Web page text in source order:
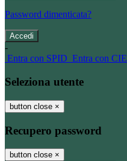
Password dimenticata?
-
Entra con SPID Entra con CIE
Seleziona utente
button close ×
Recupero password
button close ×